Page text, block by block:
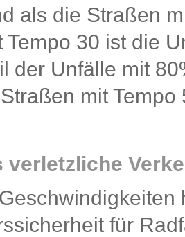
als die Straßen
Tempo 30 ist die
der Unfälle mit
mit
verletzliche
für